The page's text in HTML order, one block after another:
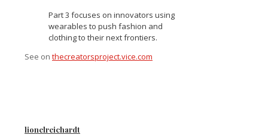
Part 3 focuses on innovators using
wearables to push fashion and
clothing to their next frontiers.
See on thecreatorsproject.vice.com
lionelreichardt